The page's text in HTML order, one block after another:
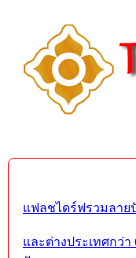
เข้าสู่ระบบด้วยชื่อผู้ใ
แฟลชไดร์ฟรวมลาย
และต่างประเทศกว่า